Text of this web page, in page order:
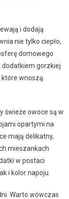
i dodają
nie tylko ciepło,
domowego
dodatkiem gorzkiej
wnoszą
świeże owoce są w
opartymi na
mają delikatny,
mieszankach
w postaci
i kolor napoju.
Warto wówczas